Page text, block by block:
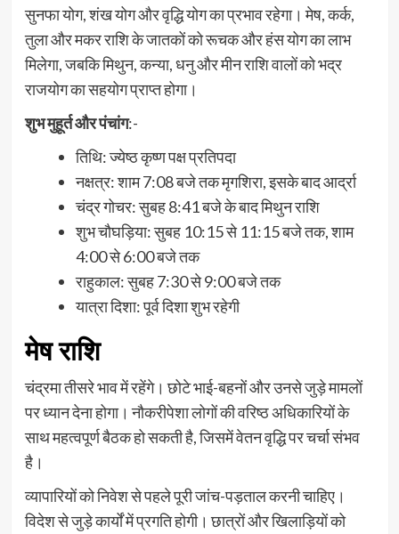
सुनफा योग, शंख योग और वृद्धि योग का प्रभाव रहेगा। मेष, कर्क,
तुला और मकर राशि के जातकों को रूचक और हंस योग का लाभ
मिलेगा, जबकि मिथुन, कन्या, धनु और मीन राशि वालों को भद्र
राजयोग का सहयोग प्राप्त होगा।
शुभ मुहूर्त और पंचांग:-
तिथि: ज्येष्ठ कृष्ण पक्ष प्रतिपदा
नक्षत्र: शाम 7:08 बजे तक मृगशिरा, इसके बाद आर्द्रा
चंद्र गोचर: सुबह 8:41 बजे के बाद मिथुन राशि
शुभ चौघड़िया: सुबह 10:15 से 11:15 बजे तक, शाम
4:00 से 6:00 बजे तक
राहुकाल: सुबह 7:30 से 9:00 बजे तक
यात्रा दिशा: पूर्व दिशा शुभ रहेगी
मेष राशि
चंद्रमा तीसरे भाव में रहेंगे। छोटे भाई-बहनों और उनसे जुड़े मामलों
पर ध्यान देना होगा। नौकरीपेशा लोगों की वरिष्ठ अधिकारियों के
साथ महत्वपूर्ण बैठक हो सकती है, जिसमें वेतन वृद्धि पर चर्चा संभव
है।
व्यापारियों को निवेश से पहले पूरी जांच-पड़ताल करनी चाहिए।
विदेश से जुड़े कार्यों में प्रगति होगी। छात्रों और खिलाड़ियों को